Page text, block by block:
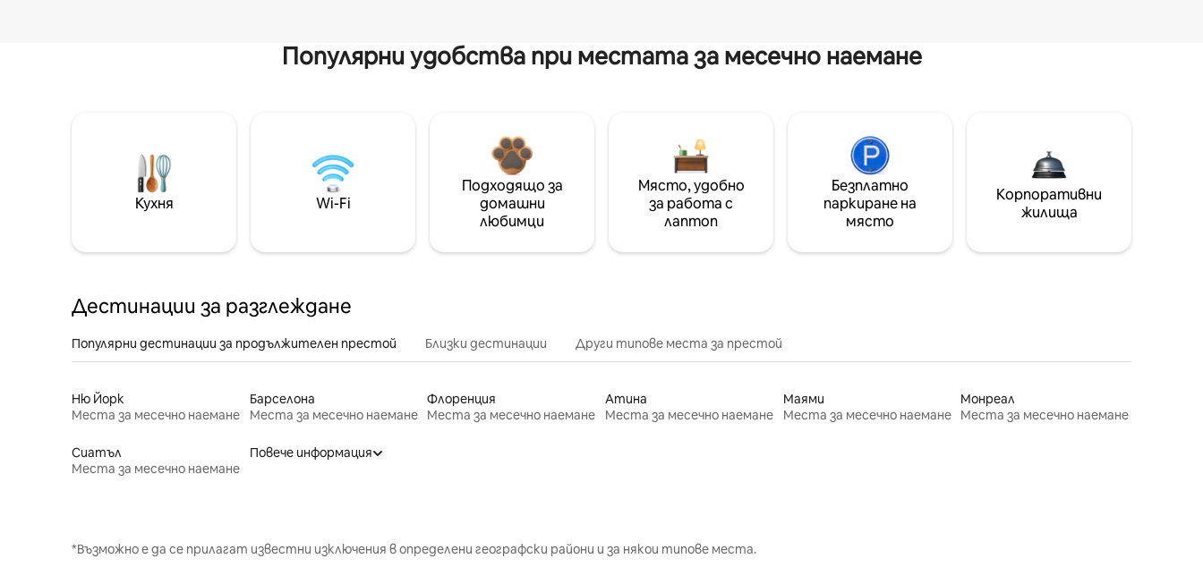
Популярни удобства при местата за месечно наемане
Кухня Wi-Fi
Подходящо за
домашни
любимци
Място, удобно
за работа с
лаптоп
Безплатно
паркиране на
място
Корпоративни
жилища
Дестинации за разглеждане
Популярни дестинации за продължителен престой Близки дестинации Други типове места за престой
Ню Йорк
Места за месечно наемане
Барселона
Места за месечно наемане
Флоренция
Места за месечно наемане
Атина
Места за месечно наемане
Маями
Места за месечно наемане
Монреал
Места за месечно наемане
Сиатъл
Места за месечно наемане
Повече информация
*Възможно е да се прилагат известни изключения в определени географски райони и за някои типове места.